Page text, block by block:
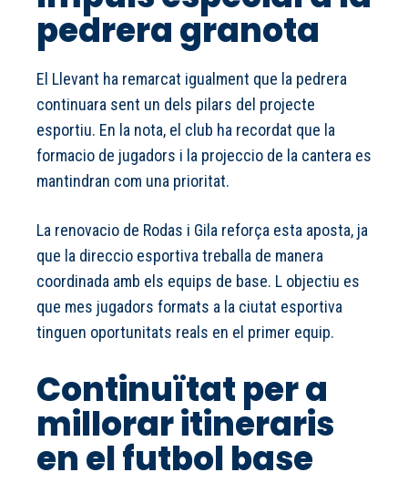
pedrera granota
El Llevant ha remarcat igualment que la pedrera
continuara sent un dels pilars del projecte
esportiu. En la nota, el club ha recordat que la
formacio de jugadors i la projeccio de la cantera es
mantindran com una prioritat.
La renovacio de Rodas i Gila reforça esta aposta, ja
que la direccio esportiva treballa de manera
coordinada amb els equips de base. L objectiu es
que mes jugadors formats a la ciutat esportiva
tinguen oportunitats reals en el primer equip.
Continuïtat per a
millorar itineraris
en el futbol base